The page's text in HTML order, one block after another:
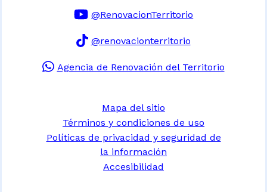
@RenovacionTerritorio
@renovacionterritorio
Agencia de Renovación del Territorio
Mapa del sitio
Términos y condiciones de uso
Políticas de privacidad y seguridad de
la información
Accesibilidad